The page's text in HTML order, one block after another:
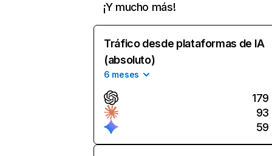
¡Y mucho más!
Tráfico desde plataformas de IA
(absoluto)
6 meses
179
93
59